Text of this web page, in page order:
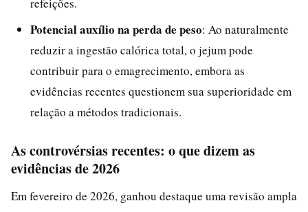
Potencial auxílio na perda de peso: Ao naturalmente
reduzir a ingestão calórica total, o jejum pode
contribuir para o emagrecimento, embora as
evidências recentes questionem sua superioridade em
relação a métodos tradicionais.
As controvérsias recentes: o que dizem as
evidências de 2026
Em fevereiro de 2026, ganhou destaque uma revisão ampla